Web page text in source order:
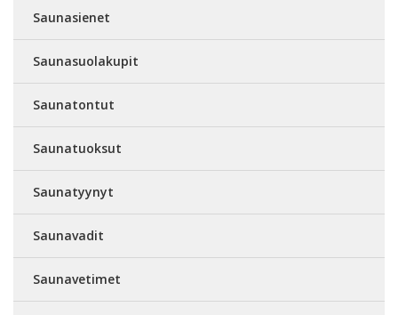
Saunasienet
Saunasuolakupit
Saunatontut
Saunatuoksut
Saunatyynyt
Saunavadit
Saunavetimet